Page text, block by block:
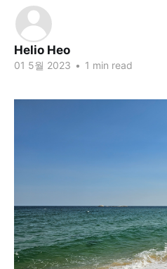
Helio Heo
01 5월 2023 • 1 min read